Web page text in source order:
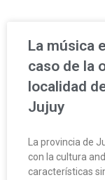
La música
caso de la
localidad
Jujuy
La provincia de
con la cultura
características